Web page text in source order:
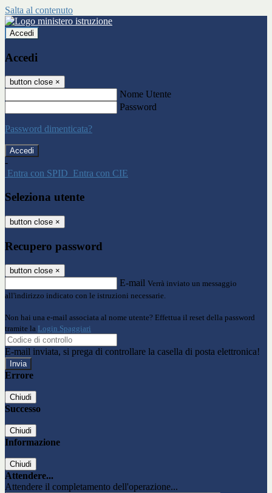
Salta al contenuto
Accedi
Accedi
button close ×
Nome Utente
Password
Password dimenticata?
-
Entra con SPID Entra con CIE
Seleziona utente
button close ×
Recupero password
button close ×
E-mail Verrà inviato un messaggio
all'indirizzo indicato con le istruzioni necessarie.
Non hai una e-mail associata al nome utente? Effettua il reset della password
tramite la Login Spaggiari
E-mail inviata, si prega di controllare la casella di posta elettronica!
Errore
Chiudi
Successo
Chiudi
Informazione
Chiudi
Attendere...
Attendere il completamento dell'operazione...